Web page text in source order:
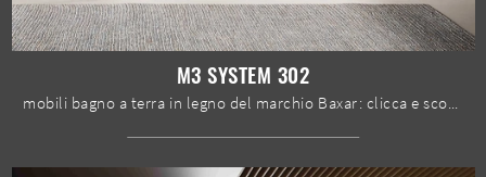
M3 SYSTEM 302
mobili bagno a terra in legno del marchio Baxar: clicca e scopri l'arredo bagno design M3 System 302 per il tuo bagno.